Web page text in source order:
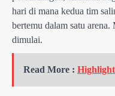
hari di mana kedua tim
bertemu dalam satu
dimulai.
Read More :